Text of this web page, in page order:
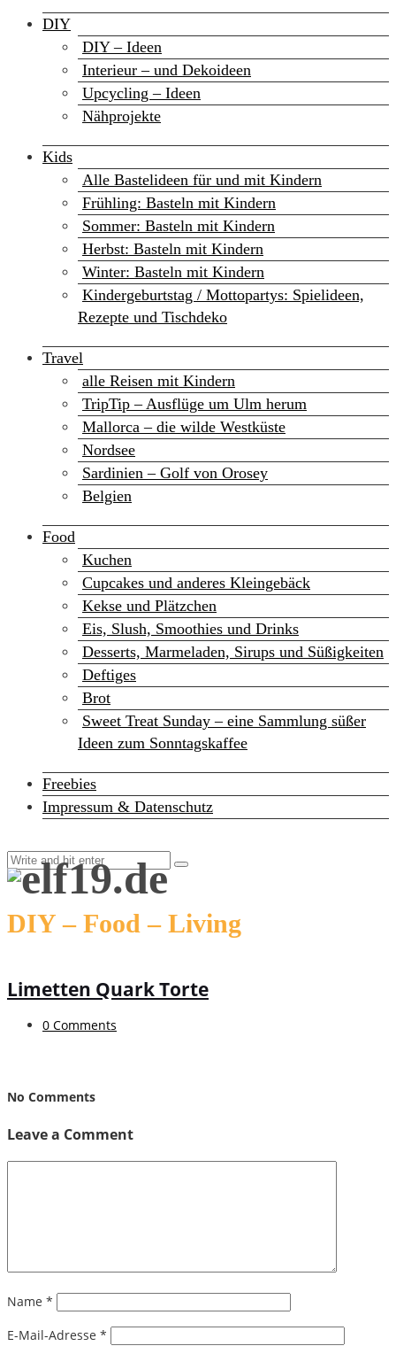
DIY
DIY – Ideen
Interieur – und Dekoideen
Upcycling – Ideen
Nähprojekte
Kids
Alle Bastelideen für und mit Kindern
Frühling: Basteln mit Kindern
Sommer: Basteln mit Kindern
Herbst: Basteln mit Kindern
Winter: Basteln mit Kindern
Kindergeburtstag / Mottopartys: Spielideen,
Rezepte und Tischdeko
Travel
alle Reisen mit Kindern
TripTip – Ausflüge um Ulm herum
Mallorca – die wilde Westküste
Nordsee
Sardinien – Golf von Orosey
Belgien
Food
Kuchen
Cupcakes und anderes Kleingebäck
Kekse und Plätzchen
Eis, Slush, Smoothies und Drinks
Desserts, Marmeladen, Sirups und Süßigkeiten
Deftiges
Brot
Sweet Treat Sunday – eine Sammlung süßer
Ideen zum Sonntagskaffee
Freebies
Impressum & Datenschutz
DIY – Food – Living
Limetten Quark Torte
0 Comments
No Comments
Leave a Comment
Name *
E-Mail-Adresse *